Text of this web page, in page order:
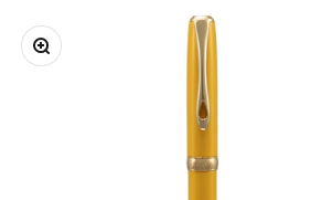
Zoomer sur l'image